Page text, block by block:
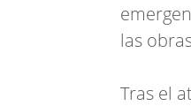
las
Tras el